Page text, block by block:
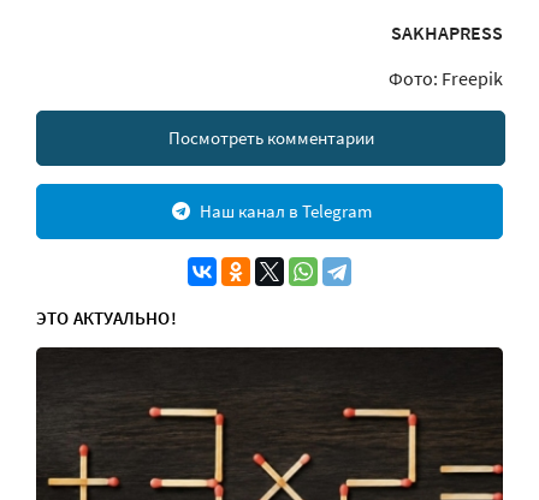
SAKHAPRESS
Фото: Freepik
Посмотреть комментарии
Наш канал в Telegram
ЭТО АКТУАЛЬНО!